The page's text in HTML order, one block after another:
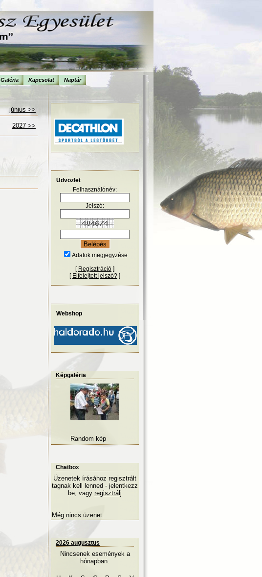
Galéria Kapcsolat Naptár
június >>
2027 >>
Üdvözlet
Felhasználónév:
Jelszó:
Adatok megjegyzése
[ Regisztráció ]
[ Elfelejtett jelszó? ]
Webshop
Képgaléria
Random kép
Chatbox
Üzenetek írásához regisztrált
tagnak kell lenned - jelentkezz
be, vagy regisztrálj
Még nincs üzenet.
2026 augusztus
Nincsenek események a
hónapban.